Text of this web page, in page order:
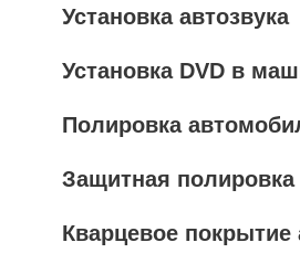
Установка автозвука
Установка DVD в
Полировка
Защитная
Кварцевое